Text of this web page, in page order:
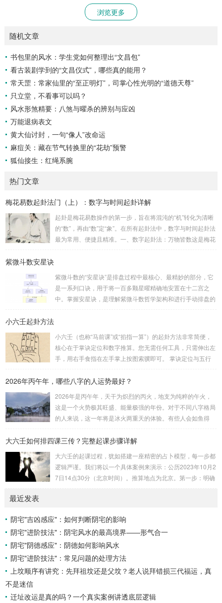
浏览更多
随机文章
书包里的风水：学生党如何整理出“文昌包”
看古装剧学到的“文昌仪式”，哪些真的能用？
常天罡：常家仙里的“至正明灯”，司掌心性光明的“道德天尊”
只立堂，不看事可以吗？
风水形煞精要：八煞与曜杀的辨别与应凶
万能退病表文
黄大仙讨封，一句“像人”改命运
麻痘关：藏在节气转换里的“花劫”预警
狐仙接生：红绳系腕
热门文章
梅花易数起卦法门（上）：数字与时间起卦详解
起卦是梅花易数操作的第一步，旨在将混沌的“机”转化为清晰
的“数”，再由“数”定“象”。在所有起卦法中，数字与时间起卦法
最为常用、便捷且精准。一、数字起卦法：万物皆数这是梅花
卦。如果数字是偶数位，则前后平分；如果是奇数位，则前部
分比后部分少一位。例如，数字 256：前一位 2 为上卦后两
位...
紫微斗数安星诀
紫微斗数的“安星诀”是排盘过程中最核心、最精妙的部分，它
是一系列口诀，用于将一百多颗星曜精确地安置在十二宫之
中。掌握安星诀，是理解紫微斗数哲学架构和进行手动排盘的
赖关系，可以清晰地通过下图展现：二、 核心安星诀详解1.
安紫微星诀（定帝星）这是所有安星的第一步，至关重要。口
诀：紫微天机星逆行，隔一阳武天同行，...
小六壬起卦方法
小六壬（也称“马前课”或“掐指一算”）的起卦方法非常简便，
核心在于掌诀定位和数字推算。您无需任何工具，只需伸出左
手，用右手食指在左手掌上按图索骥即可。 掌诀定位与五行
吉。留连：位于食指指尖，属水，玄武，主数2、7、8，凶。
口：位于无名指指尖，属金，白虎，主数4、1、2，凶。小
吉：位于无名指根部，属木，六合，主数5、3、8，吉。空
亡：位于中指根部，属土，勾陈，...
2026年丙午年，哪些八字的人运势最好？
2026年是丙午年，天干为炽烈的丙火，地支为纯粹的午火，
这是一个火势极其旺盛、能量极强的年份。对于不同八字格局
的人来说，这一年将是冰火两重天的体验。有些人会如鱼得
理：吉凶在于平衡与需求八字讲究五行平衡与“喜用神”。喜用
26年丙午，是火力全开的一年。因此：八字命局中“喜火”、“用
火”的人，等于得到了天地最强能量的帮助，犹如天降神助，
运势自然一飞冲天。八字命局中“忌火”的人...
大六壬如何排四课三传？完整起课步骤详解
大六壬的起课过程，犹如搭建一座精密的占卜模型，每一步都
逻辑严谨。我们将以一个具体案例来演示：公历2023年10月2
7日14点30分（北京时间）。推算地点为北京。第一步：明确
你需要：一张空白的天地盘（内含十二地支）、月将、当天日
干日支。第二步：核心步骤——排四课四课是“三传”之母，此
步必须精准。1. 定月将（布“天盘”的...
最近发表
阴宅"吉凶感应"：如何判断阴宅的影响
阴宅"进阶技法"：阴宅风水的最高境界——形气合一
阴宅"阴德感应"：阴德如何影响风水
阴宅"进阶技法"：常见问题的处理方法
上坟顺序有讲究：先拜祖坟还是父坟？老人说拜错损三代福运，真
不是迷信
迁址改运是真的吗？一个真实案例讲透底层逻辑